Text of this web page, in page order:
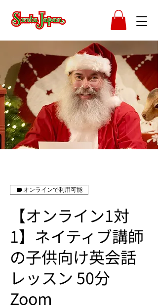
オンラインで利用可能
【オンライン1対
1】ネイティブ講師
の子供向け英会話
レッスン 50分
Zoom